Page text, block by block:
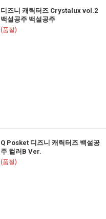
디즈니 캐릭터즈 Crystalux vol.2
백설공주 백설공주
(품절)
Q Posket 디즈니 캐릭터즈 백설공
주 컬러B Ver.
(품절)